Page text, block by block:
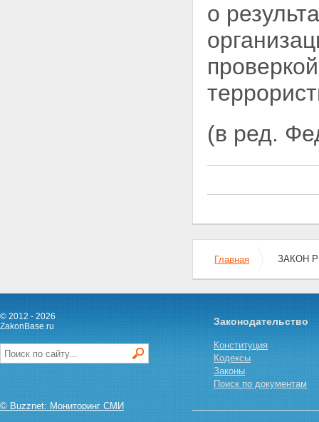
о
(в ред.
Главная ЗАКОН
© 2012 - 2026
ZakonBase.ru
© Buzznet: Мониторинг СМИ
Законодательство
Конституция
Кодексы
Законы
Поиск по документам